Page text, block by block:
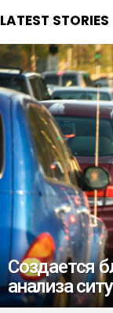
LATEST STORIES
Создается
анализа